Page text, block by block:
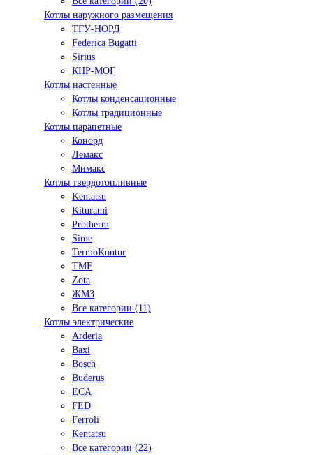
Котлы наружного размещения
ТГУ-НОРД
Federica Bugatti
Sirius
КНР-МОГ
Котлы настенные
Котлы конденсационные
Котлы традиционные
Котлы парапетные
Конорд
Лемакс
Мимакс
Котлы твердотопливные
Kentatsu
Kiturami
Protherm
Sime
TermoKontur
TMF
Zota
ЖМЗ
Все категории (11)
Котлы электрические
Arderia
Baxi
Bosch
Buderus
ECA
FED
Ferroli
Kentatsu
Все категории (22)